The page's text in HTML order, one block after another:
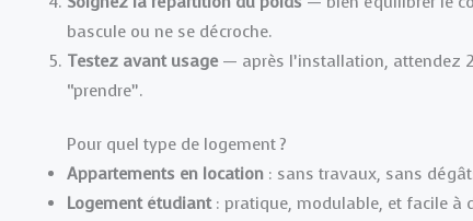
bascule ou ne se décroche.
Testez avant usage— après l’installation, attendez
“prendre”.
Pour quel type de logement ?
Appartements en location : sans travaux, sans
Logement étudiant: pratique, modulable, et facile à